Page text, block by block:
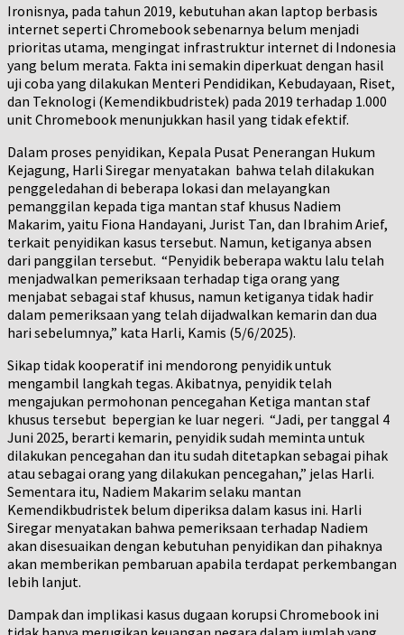
Ironisnya, pada tahun 2019, kebutuhan akan laptop berbasis
internet seperti Chromebook sebenarnya belum menjadi
prioritas utama, mengingat infrastruktur internet di Indonesia
yang belum merata. Fakta ini semakin diperkuat dengan hasil
uji coba yang dilakukan Menteri Pendidikan, Kebudayaan, Riset,
dan Teknologi (Kemendikbudristek) pada 2019 terhadap 1.000
unit Chromebook menunjukkan hasil yang tidak efektif.
Dalam proses penyidikan, Kepala Pusat Penerangan Hukum
Kejagung, Harli Siregar menyatakan bahwa telah dilakukan
penggeledahan di beberapa lokasi dan melayangkan
pemanggilan kepada tiga mantan staf khusus Nadiem
Makarim, yaitu Fiona Handayani, Jurist Tan, dan Ibrahim Arief,
terkait penyidikan kasus tersebut. Namun, ketiganya absen
dari panggilan tersebut. “Penyidik beberapa waktu lalu telah
menjadwalkan pemeriksaan terhadap tiga orang yang
menjabat sebagai staf khusus, namun ketiganya tidak hadir
dalam pemeriksaan yang telah dijadwalkan kemarin dan dua
hari sebelumnya,” kata Harli, Kamis (5/6/2025).
Sikap tidak kooperatif ini mendorong penyidik untuk
mengambil langkah tegas. Akibatnya, penyidik telah
mengajukan permohonan pencegahan Ketiga mantan staf
khusus tersebut bepergian ke luar negeri. “Jadi, per tanggal 4
Juni 2025, berarti kemarin, penyidik sudah meminta untuk
dilakukan pencegahan dan itu sudah ditetapkan sebagai pihak
atau sebagai orang yang dilakukan pencegahan,” jelas Harli.
Sementara itu, Nadiem Makarim selaku mantan
Kemendikbudristek belum diperiksa dalam kasus ini. Harli
Siregar menyatakan bahwa pemeriksaan terhadap Nadiem
akan disesuaikan dengan kebutuhan penyidikan dan pihaknya
akan memberikan pembaruan apabila terdapat perkembangan
lebih lanjut.
Dampak dan implikasi kasus dugaan korupsi Chromebook ini